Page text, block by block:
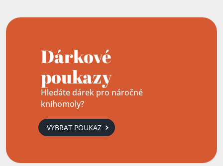
Dárkové
poukazy
Hledáte dárek pro náročné
knihomoly?
VYBRAT POUKAZ